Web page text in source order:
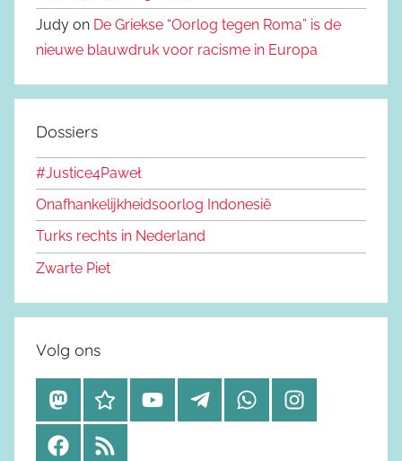
Judy on De Griekse “Oorlog tegen Roma” is de
nieuwe blauwdruk voor racisme in Europa
Dossiers
#Justice4Paweł
Onafhankelijkheidsoorlog Indonesië
Turks rechts in Nederland
Zwarte Piet
Volg ons
M
a
s
B
l
u
Y
o
T
e
W
h
I
n
F
R